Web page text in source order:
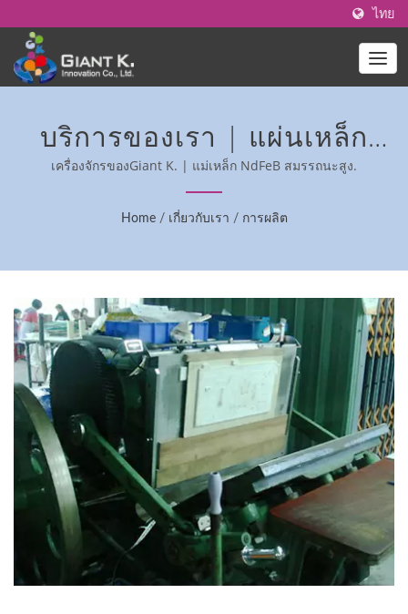
ไทย
บริการของเรา | แผ่นเหล็ก
เชื่อม - วัสดุแม่เหล็กยืดหยุ่น
เครื่องจักรของGiant K. | แม่เหล็ก NdFeB สมรรถนะสูง.
Home / เกี่ยวกับเรา / การผลิต